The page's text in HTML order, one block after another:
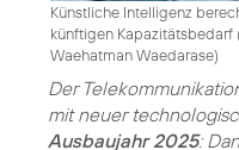
Künstliche Intelligenz
künftigen Kapazitätsbedarf
Waehatman Waedarase)
Der
mit neuer
Ausbaujahr 2025: